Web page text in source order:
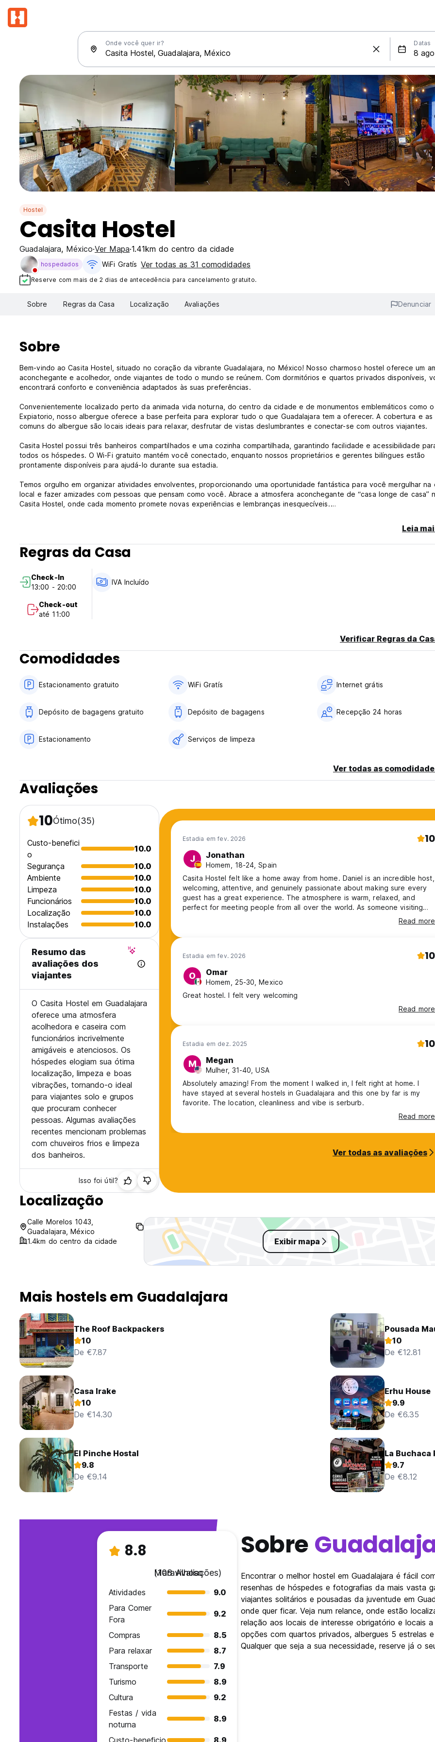
Onde você quer ir? Datas
Hostel
Casita Hostel
Guadalajara, México Ver Mapa 1.41km do centro da cidade
hospedados WiFi Gratís Ver todas as 31 comodidades
Reserve com mais de 2 dias de antecedência para cancelamento gratuito.
Sobre Regras da Casa Localização Avaliações Denunciar
Sobre
Bem-vindo ao Casita Hostel, situado no coração da vibrante Guadalajara, no México! Nosso charmoso hostel oferece um
aconchegante e acolhedor, onde viajantes de todo o mundo se reúnem. Com dormitórios e quartos privados disponíveis,
encontrará conforto e conveniência adaptados às suas preferências.
Convenientemente localizado perto da animada vida noturna, do centro da cidade e de monumentos emblemáticos como o
Expiatorio, nosso albergue oferece a base perfeita para explorar tudo o que Guadalajara tem a oferecer. A cobertura e as
comuns do albergue são locais ideais para relaxar, desfrutar de vistas deslumbrantes e conectar-se com outros viajantes.
Casita Hostel possui três banheiros compartilhados e uma cozinha compartilhada, garantindo facilidade e acessibilidade
todos os hóspedes. O Wi-Fi gratuito mantém você conectado, enquanto nossos proprietários e gerentes bilíngues estão
prontamente disponíveis para ajudá-lo durante sua estadia.
Temos orgulho em organizar atividades envolventes, proporcionando uma oportunidade fantástica para você mergulhar na
local e fazer amizades com pessoas que pensam como você. Abrace a atmosfera aconchegante de “casa longe de casa”
Casita Hostel, onde cada momento promete novas experiências e lembranças inesquecíveis.
Política de cancelamento: 1 dia antes da chegada. Em caso de cancelamento tardio ou No Show, será cobrada a primeira
sua estadia.
Check-out antes das 11:00 .
Pagamento na chegada somente em dinheiro.
Em geral:
Recepção 24 horas.
(Auto-translated from original language)
Leia
Regras da Casa
Check-In
13:00 - 20:00
Check-out
até 11:00
IVA Incluído
Verificar Regras da
Comodidades
Estacionamento gratuito WiFi Gratís Internet grátis
Depósito de bagagens gratuito Depósito de bagagens Recepção 24 horas
Estacionamento Serviços de limpeza
Ver todas as
Avaliações
10Ótimo(35)
Custo-benefici
o
10.0
Segurança
10.0
Ambiente
10.0
Limpeza
10.0
Funcionários
10.0
Localização
10.0
Instalações
10.0
Resumo das
avaliações dos
viajantes
O Casita Hostel em Guadalajara
oferece uma atmosfera
acolhedora e caseira com
funcionários incrivelmente
amigáveis e atenciosos. Os
hóspedes elogiam sua ótima
localização, limpeza e boas
vibrações, tornando-o ideal
para viajantes solo e grupos
que procuram conhecer
pessoas. Algumas avaliações
recentes mencionam problemas
com chuveiros frios e limpeza
dos banheiros.
Isso foi útil?
Estadia em fev. 2026 10
J Jonathan
Homem, 18-24, Spain
Casita Hostel felt like a home away from home. Daniel is an incredible host,
welcoming, attentive, and genuinely passionate about making sure every
guest has a great experience. The atmosphere is warm, relaxed, and
perfect for meeting people from all over the world. As someone visiting
from Spain, I couldn’t have asked for a better place to stay. Clean rooms,
Read more
Estadia em fev. 2026 10
O Omar
Homem, 25-30, Mexico
Great hostel. I felt very welcoming
Read more
Estadia em dez. 2025 10
M Megan
Mulher, 31-40, USA
Absolutely amazing! From the moment I walked in, I felt right at home. I
have stayed at several hostels in Guadalajara and this one by far is my
favorite. The location, cleanliness and vibe is serburb.
Read more
Ver todas as avaliações
Localização
Calle Morelos 1043,
Guadalajara, México
1.4km do centro da cidade
Exibir mapa
Mais hostels em Guadalajara
The Roof Backpackers
10
De €7.87
Pousada
10
De €12.81
Casa Irake
10
De €14.30
Erhu House
9.9
De €6.35
El Pinche Hostal
9.8
De €9.14
La Buchaca
9.7
De €8.12
8.8
Maravilhoso
(108 Avaliações)
Atividades
9.0
Para Comer
Fora
9.2
Compras
8.5
Para relaxar
8.7
Transporte
7.9
Turismo
8.9
Cultura
9.2
Festas / vida
noturna
8.9
Sobre
Encontrar o melhor hostel em Guadalajara é fácil
resenhas de hóspedes e fotografias da mais vasta
viajantes solitários e pousadas da juventude em
onde quer ficar. Veja num relance, onde estão
relação aos locais de interesse obrigatório e locais
opções com quartos privados, albergues 5 estrelas
Qualquer que seja a sua necessidade, reserve já o